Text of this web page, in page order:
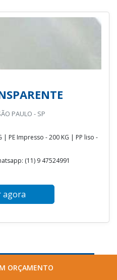
PAULO - SP
| PE Impresso - 200 KG | PP liso -
(11) 9 47524991
agora
ORÇAMENTO